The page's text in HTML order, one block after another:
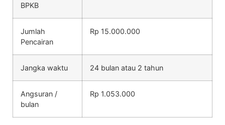
BPKB
Jumlah
Pencairan
Rp 15.000.000
Jangka waktu 24 bulan atau 2 tahun
Angsuran /
bulan
Rp 1.053.000